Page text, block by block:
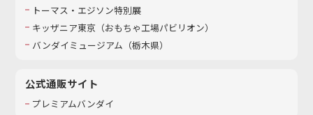
トーマス・エジソン特別展
キッザニア東京（おもちゃ工場パビリオン）​
バンダイミュージアム（栃木県）
公式通販サイト
プレミアムバンダイ